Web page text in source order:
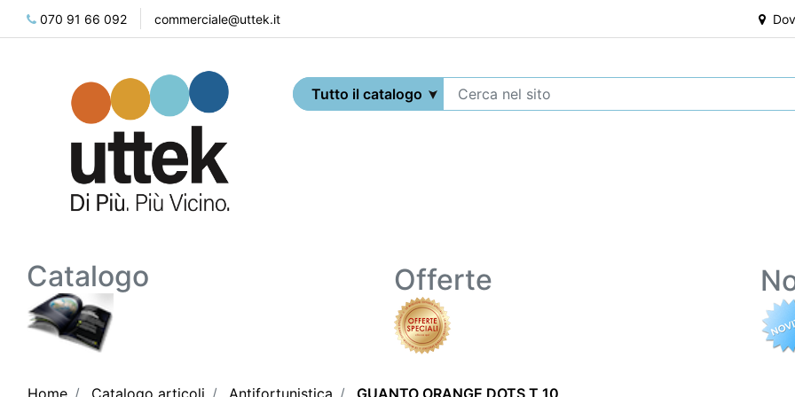
070 91 66 092 commerciale@uttek.it
Catalogo Offerte